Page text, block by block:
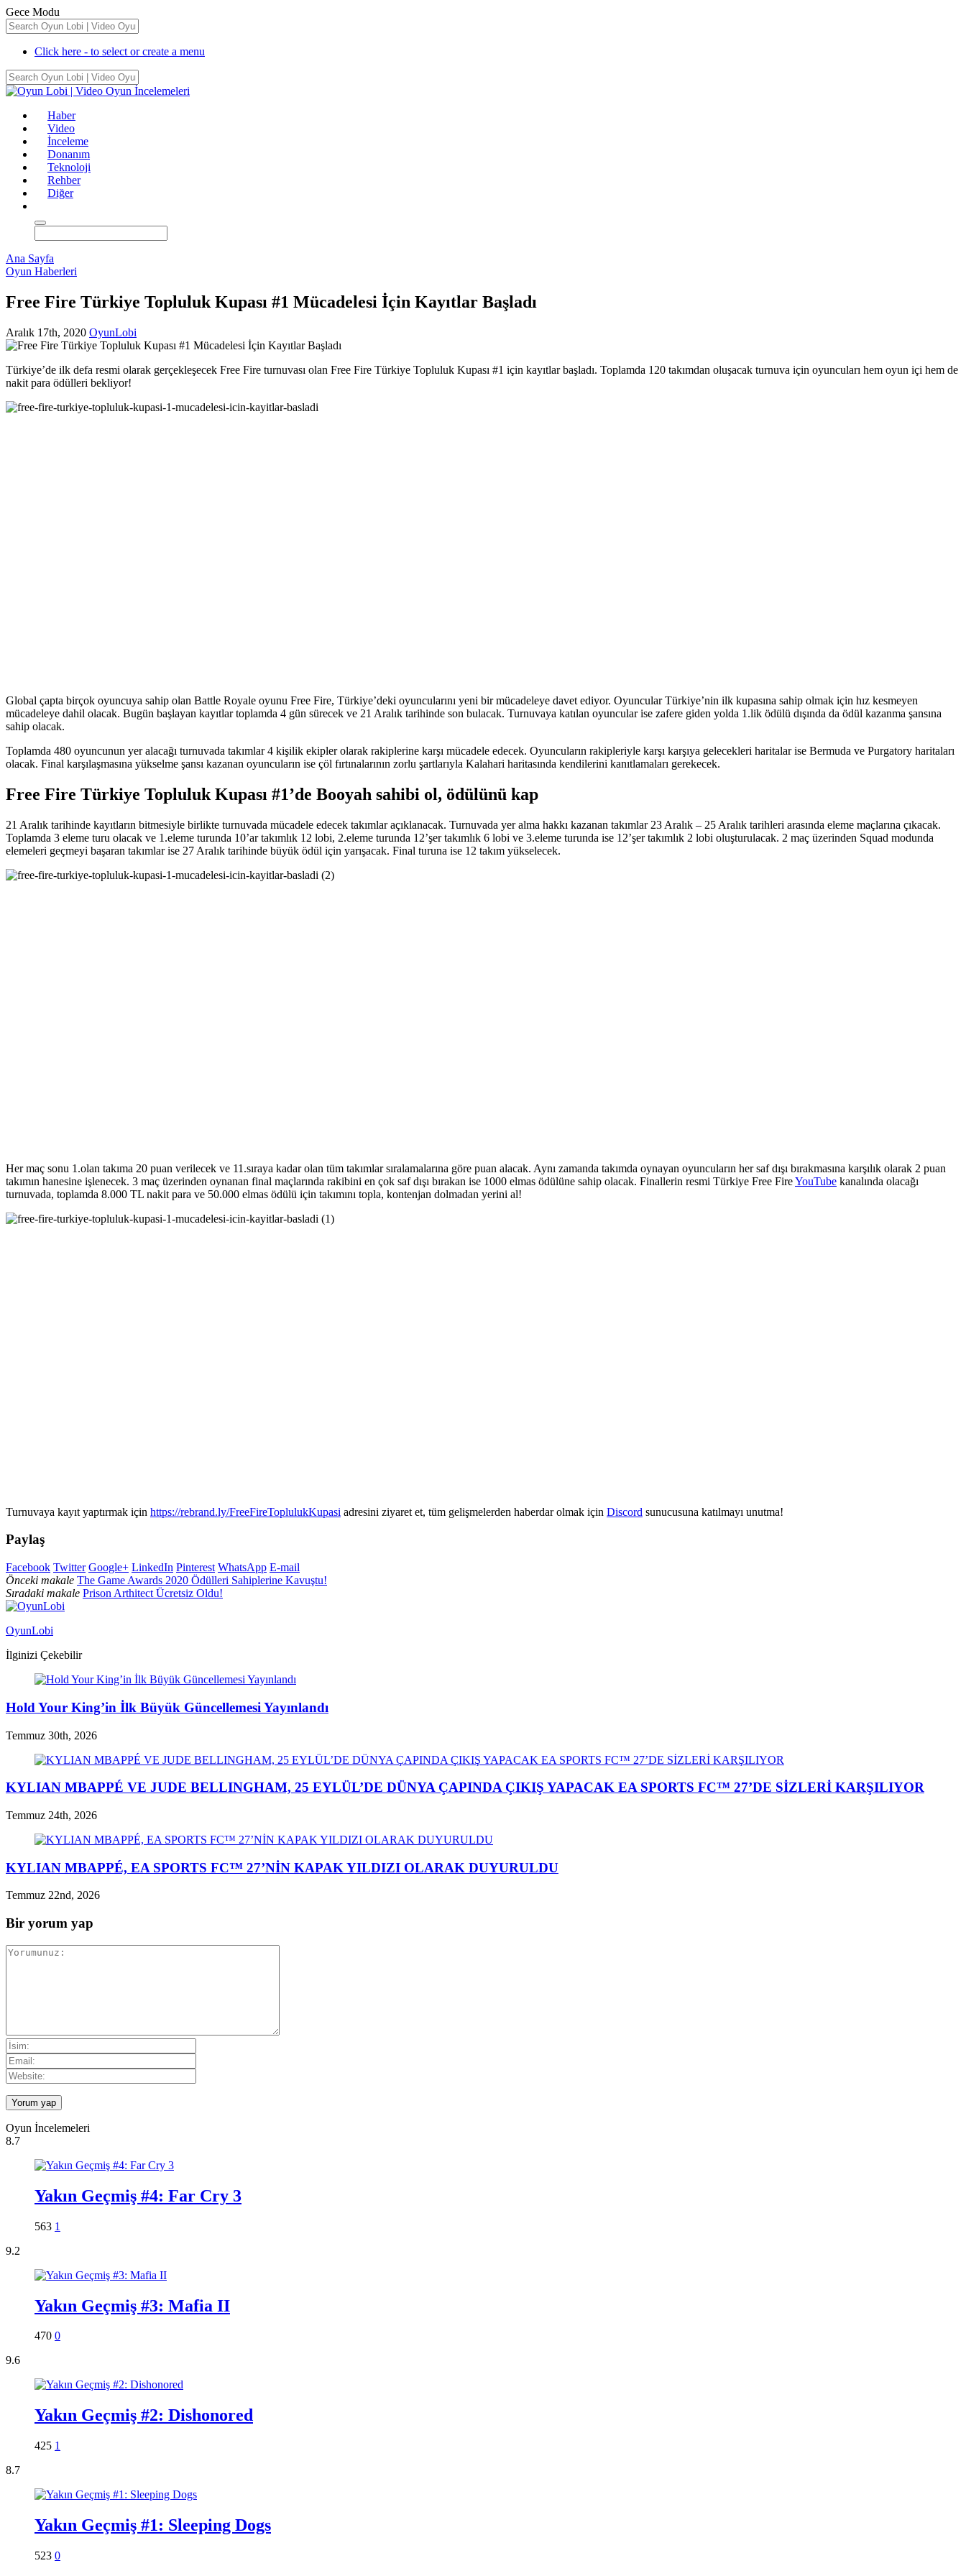
Gece Modu
Click here - to select or create a menu
Haber
Video
İnceleme
Donanım
Teknoloji
Rehber
Diğer
Ana Sayfa
Oyun Haberleri
Free Fire Türkiye Topluluk Kupası #1 Mücadelesi İçin Kayıtlar Başladı
Aralık 17th, 2020 OyunLobi
Türkiye’de ilk defa resmi olarak gerçekleşecek Free Fire turnuvası olan Free Fire Türkiye Topluluk Kupası #1 için kayıtlar başladı. Toplamda 120 takımdan oluşacak turnuva için oyuncuları hem oyun içi hem de
nakit para ödülleri bekliyor!
Global çapta birçok oyuncuya sahip olan Battle Royale oyunu Free Fire, Türkiye’deki oyuncularını yeni bir mücadeleye davet ediyor. Oyuncular Türkiye’nin ilk kupasına sahip olmak için hız kesmeyen
mücadeleye dahil olacak. Bugün başlayan kayıtlar toplamda 4 gün sürecek ve 21 Aralık tarihinde son bulacak. Turnuvaya katılan oyuncular ise zafere giden yolda 1.lik ödülü dışında da ödül kazanma şansına
sahip olacak.
Toplamda 480 oyuncunun yer alacağı turnuvada takımlar 4 kişilik ekipler olarak rakiplerine karşı mücadele edecek. Oyuncuların rakipleriyle karşı karşıya gelecekleri haritalar ise Bermuda ve Purgatory haritaları
olacak. Final karşılaşmasına yükselme şansı kazanan oyuncuların ise çöl fırtınalarının zorlu şartlarıyla Kalahari haritasında kendilerini kanıtlamaları gerekecek.
Free Fire Türkiye Topluluk Kupası #1’de Booyah sahibi ol, ödülünü kap
21 Aralık tarihinde kayıtların bitmesiyle birlikte turnuvada mücadele edecek takımlar açıklanacak. Turnuvada yer alma hakkı kazanan takımlar 23 Aralık – 25 Aralık tarihleri arasında eleme maçlarına çıkacak.
Toplamda 3 eleme turu olacak ve 1.eleme turunda 10’ar takımlık 12 lobi, 2.eleme turunda 12’şer takımlık 6 lobi ve 3.eleme turunda ise 12’şer takımlık 2 lobi oluşturulacak. 2 maç üzerinden Squad modunda
elemeleri geçmeyi başaran takımlar ise 27 Aralık tarihinde büyük ödül için yarışacak. Final turuna ise 12 takım yükselecek.
Her maç sonu 1.olan takıma 20 puan verilecek ve 11.sıraya kadar olan tüm takımlar sıralamalarına göre puan alacak. Aynı zamanda takımda oynayan oyuncuların her saf dışı bırakmasına karşılık olarak 2 puan
takımın hanesine işlenecek. 3 maç üzerinden oynanan final maçlarında rakibini en çok saf dışı bırakan ise 1000 elmas ödülüne sahip olacak. Finallerin resmi Türkiye Free FireYouTube kanalında olacağı
turnuvada, toplamda 8.000 TL nakit para ve 50.000 elmas ödülü için takımını topla, kontenjan dolmadan yerini al!
Turnuvaya kayıt yaptırmak için https://rebrand.ly/FreeFireToplulukKupasi adresini ziyaret et, tüm gelişmelerden haberdar olmak için Discord sunucusuna katılmayı unutma!
Paylaş
Facebook Twitter Google+ LinkedIn Pinterest WhatsApp E-mail
Önceki makale The Game Awards 2020 Ödülleri Sahiplerine Kavuştu!
Sıradaki makale Prison Arthitect Ücretsiz Oldu!
OyunLobi
İlginizi Çekebilir
Hold Your King’in İlk Büyük Güncellemesi Yayınlandı
Temmuz 30th, 2026
KYLIAN MBAPPÉ VE JUDE BELLINGHAM, 25 EYLÜL’DE DÜNYA ÇAPINDA ÇIKIŞ YAPACAK EA SPORTS FC™ 27’DE SİZLERİ KARŞILIYOR
Temmuz 24th, 2026
KYLIAN MBAPPÉ, EA SPORTS FC™ 27’NİN KAPAK YILDIZI OLARAK DUYURULDU
Temmuz 22nd, 2026
Bir yorum yap
Oyun İncelemeleri
8.7
Yakın Geçmiş #4: Far Cry 3
563 1
9.2
Yakın Geçmiş #3: Mafia II
470 0
9.6
Yakın Geçmiş #2: Dishonored
425 1
8.7
Yakın Geçmiş #1: Sleeping Dogs
523 0